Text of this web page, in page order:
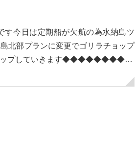
す今日は定期船が欠航の為水納島ツ
北部プランに変更でゴリラチョップ
アップしていきます◆◆◆◆◆◆◆◆…